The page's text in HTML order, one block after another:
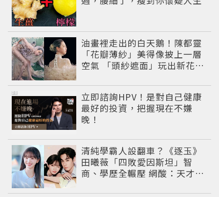
油畫裡走出的白天鵝！陳都靈
「花瓣薄紗」美得像披上一層
空氣 「頭紗遮面」玩出新花樣
立即諮詢HPV！是對自己健康
最好的投資，把握現在不嫌
晚！
PR
清純學霸人設翻車？《逐玉》
田曦薇「四敗愛因斯坦」智
商、學歷全輾壓 網酸：天才全